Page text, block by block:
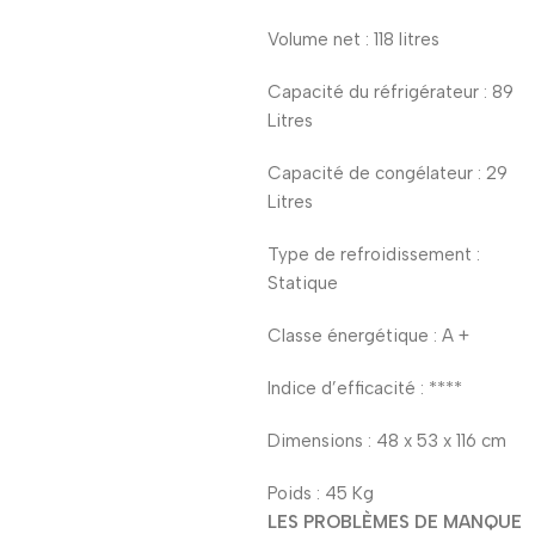
Volume net : 118 litres
Capacité du réfrigérateur : 89
Litres
Capacité de congélateur : 29
Litres
Type de refroidissement :
Statique
Classe énergétique : A +
Indice d’efficacité : ****
Dimensions : 48 x 53 x 116 cm
Poids : 45 Kg
LES PROBLÈMES DE MANQUE